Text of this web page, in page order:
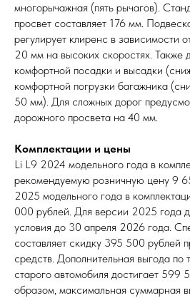
многорычажная (пять рычагов).
просвет составляет 176 мм.
регулирует клиренс в зависимости
20 мм на высоких скоростях. Также
комфортной посадки и высадки
комфортной погрузки багажника
50 мм). Для сложных дорог
дорожного просвета на 40 мм.
Комплектации и цены
Li L9 2024 модельного года в
рекомендуемую розничную цену 9
2025 модельного года в
000 рублей. Для версии 2025 года
условия до 30 апреля 2026 года.
составляет скидку 395 500 рублей
средств. Дополнительная выгода по
старого автомобиля достигает 599
образом, максимальная суммарная